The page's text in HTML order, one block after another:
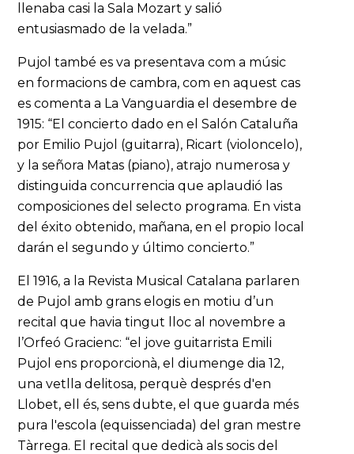
llenaba casi la Sala Mozart y salió
entusiasmado de la velada.”
Pujol també es va presentava com a músic
en formacions de cambra, com en aquest cas
es comenta a La Vanguardia el desembre de
1915: “El concierto dado en el Salón Cataluña
por Emilio Pujol (guitarra), Ricart (violoncelo),
y la señora Matas (piano), atrajo numerosa y
distinguida concurrencia que aplaudió las
composiciones del selecto programa. En vista
del éxito obtenido, mañana, en el propio local
darán el segundo y último concierto.”
El 1916, a la Revista Musical Catalana parlaren
de Pujol amb grans elogis en motiu d’un
recital que havia tingut lloc al novembre a
l’Orfeó Gracienc: “el jove guitarrista Emili
Pujol ens proporcionà, el diumenge dia 12,
una vetlla delitosa, perquè després d'en
Llobet, ell és, sens dubte, el que guarda més
pura l'escola (equissenciada) del gran mestre
Tàrrega. El recital que dedicà als socis del